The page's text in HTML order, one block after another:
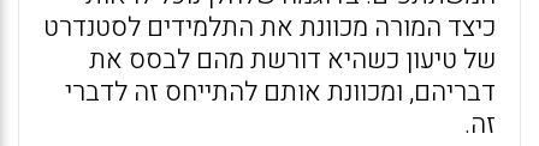
כיצד המורה מכוונת את התלמידים לסטנדרט
של טיעון כשהיא דורשת מהם לבסס את
דבריהם, ומכוונת אותם להתייחס זה לדברי
זה.